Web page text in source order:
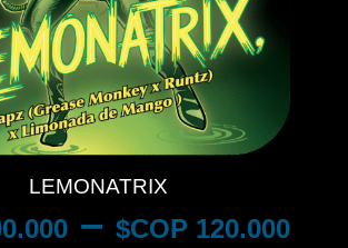
LEMONATRIX
– $ 120.000